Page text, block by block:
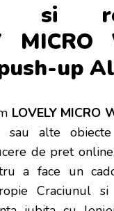
si
MICRO
up
LOVELY MICRO
sau alte
de pret
a face un
Craciunul